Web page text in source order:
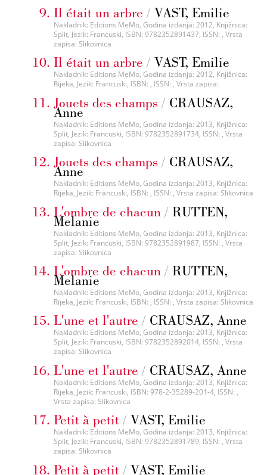
Il était un arbre / VAST, Emilie
Nakladnik: Editions MeMo, Godina izdanja: 2012, Knjižnica:
Split, Jezik: Francuski, ISBN: 9782352891437, ISSN: , Vrsta
zapisa: Slikovnica
Il était un arbre / VAST, Emilie
Nakladnik: Editions MeMo, Godina izdanja: 2012, Knjižnica:
Rijeka, Jezik: Francuski, ISBN: , ISSN: , Vrsta zapisa:
Jouets des champs / CRAUSAZ,
Anne
Nakladnik: Editions MeMo, Godina izdanja: 2013, Knjižnica:
Split, Jezik: Francuski, ISBN: 9782352891734, ISSN: , Vrsta
zapisa: Slikovnica
Jouets des champs / CRAUSAZ,
Anne
Nakladnik: Editions MeMo, Godina izdanja: 2013, Knjižnica:
Rijeka, Jezik: Francuski, ISBN: , ISSN: , Vrsta zapisa: Slikovnica
L'ombre de chacun / RUTTEN,
Melanie
Nakladnik: Editions MeMo, Godina izdanja: 2013, Knjižnica:
Split, Jezik: Francuski, ISBN: 9782352891987, ISSN: , Vrsta
zapisa: Slikovnica
L'ombre de chacun / RUTTEN,
Melanie
Nakladnik: Editions MeMo, Godina izdanja: 2013, Knjižnica:
Rijeka, Jezik: Francuski, ISBN: , ISSN: , Vrsta zapisa: Slikovnica
L'une et l'autre / CRAUSAZ, Anne
Nakladnik: Editions MeMo, Godina izdanja: 2013, Knjižnica:
Split, Jezik: Francuski, ISBN: 9782352892014, ISSN: , Vrsta
zapisa: Slikovnica
L'une et l'autre / CRAUSAZ, Anne
Nakladnik: Editions MeMo, Godina izdanja: 2013, Knjižnica:
Rijeka, Jezik: Francuski, ISBN: 978-2-35289-201-4, ISSN: ,
Vrsta zapisa: Slikovnica
Petit à petit / VAST, Emilie
Nakladnik: Editions MeMo, Godina izdanja: 2013, Knjižnica:
Split, Jezik: Francuski, ISBN: 9782352891789, ISSN: , Vrsta
zapisa: Slikovnica
Petit à petit / VAST, Emilie